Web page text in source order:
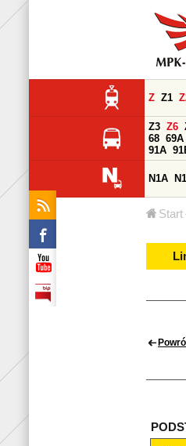
Start
Z Z1
Z3 Z6
68 69A
91A
N1A